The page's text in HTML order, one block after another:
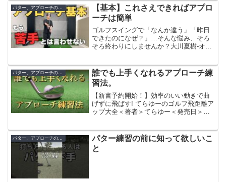
【基本】これさえできればアプロ
ーチは簡単
ゴルフスイングで「なんか違う」「昨日
できたのになぜ？」…そんな悩み、そろ
そろ終わりにしませんか？大川夏樹-オン
本質を徹底解説。動きを“2点”で捉えるこ
とで、感覚ではな...
パター、アプローチの練習方法
誰でも上手くなれるアプローチ練
習法。
【新書予約開始！】効率のいい動きで曲
げずに飛ばす! てらゆーのゴルフ飛距離ア
ップ大全＜著者＞てらゆー＜発売日＞
集！】興味のある方はこちらを一読して
からご応...
パター練習の前に知って欲しいこ
と